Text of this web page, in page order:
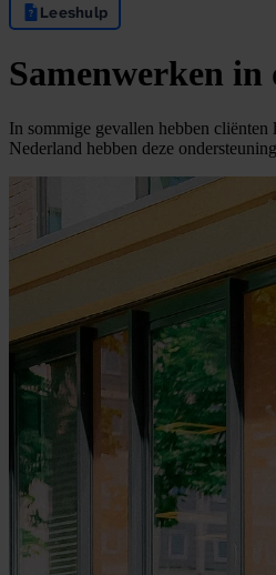
Leeshulp
Samenwerken in
In sommige gevallen hebben
Nederland hebben deze